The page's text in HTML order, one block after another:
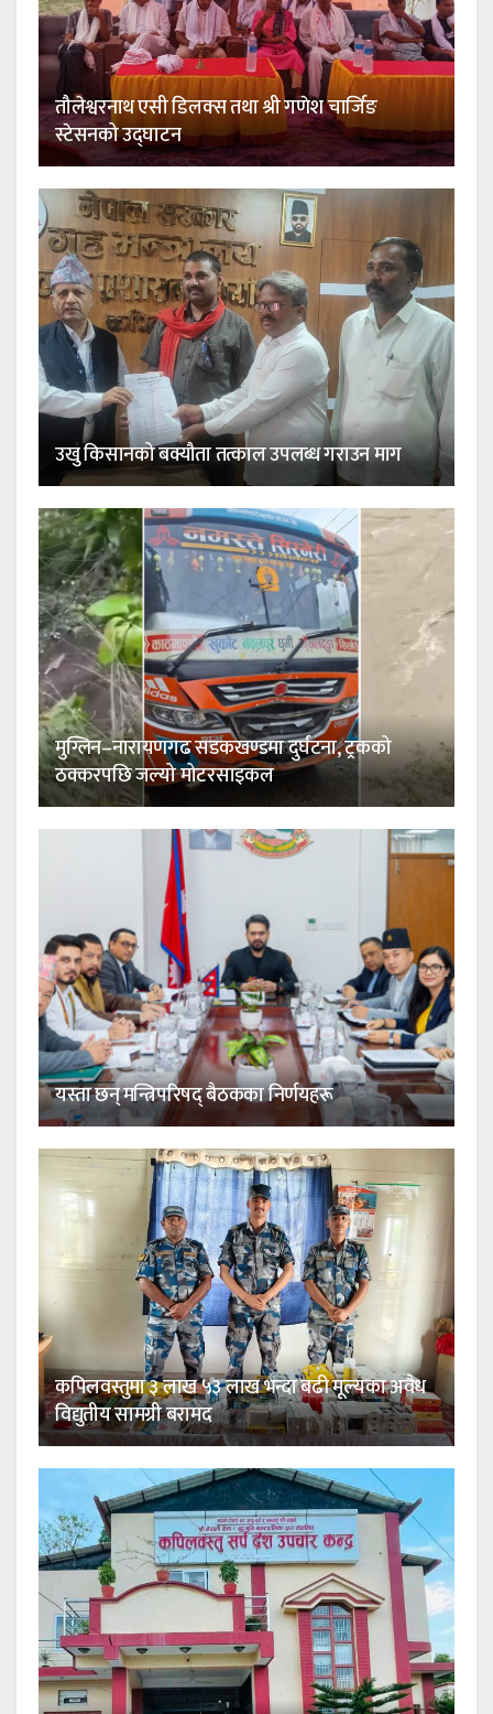
तौलेश्वरनाथ एसी डिलक्स तथा श्री गणेश चार्जिङ
स्टेसनको उद्घाटन
उखु किसानको बक्यौता तत्काल उपलब्ध गराउन माग
मुग्लिन–नारायणगढ सडकखण्डमा दुर्घटना, ट्रकको
ठक्करपछि जल्यो मोटरसाइकल
यस्ता छन् मन्त्रिपरिषद् बैठकका निर्णयहरू
कपिलवस्तुमा ३ लाख ५३ लाख भन्दा बढी मूल्यका अवैध
विद्युतीय सामग्री बरामद